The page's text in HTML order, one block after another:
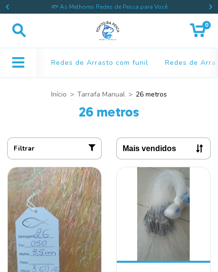
🐟 As Melhores Redes de Pesca para Você
0
Redes de Arrasto com funil Redes de
Início > Tarrafa Manual > 26 metros
26 metros
Filtrar